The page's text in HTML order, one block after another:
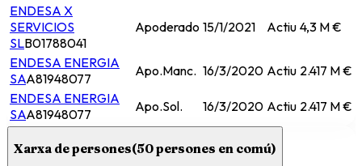
ENDESA X
SERVICIOS
SLB01788041
Apoderado 15/1/2021 Actiu 4,3 M €
ENDESA ENERGIA
SAA81948077 Apo.Manc. 16/3/2020 Actiu 2.417 M €
ENDESA ENERGIA
SAA81948077 Apo.Sol. 16/3/2020 Actiu 2.417 M €
Xarxa de persones(50persones en comú)